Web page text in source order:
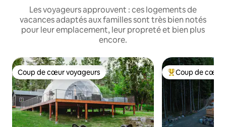
Les voyageurs approuvent : ces logements de
vacances adaptés aux familles sont très bien notés
pour leur emplacement, leur propreté et bien plus
encore.
Coup de cœur voyageurs
Coup de cœur voyageurs Coups de cœur
Coup de cœur